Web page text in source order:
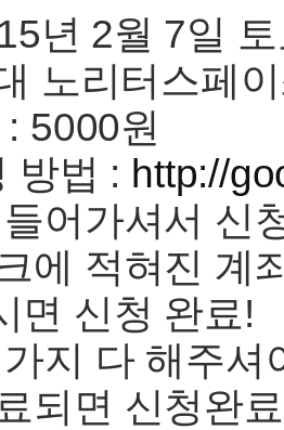
년 2월 7일
노리터스페
5000원
방법 : http://
어가셔서 신
에 적혀진 계
면 신청 완료!
지 다 해주
되면 신청완